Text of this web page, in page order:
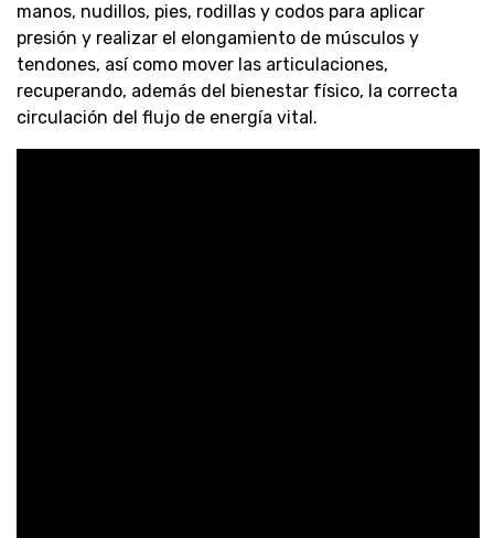
manos, nudillos, pies, rodillas y codos para aplicar
presión y realizar el elongamiento de músculos y
tendones, así como mover las articulaciones,
recuperando, además del bienestar físico, la correcta
circulación del flujo de energía vital.